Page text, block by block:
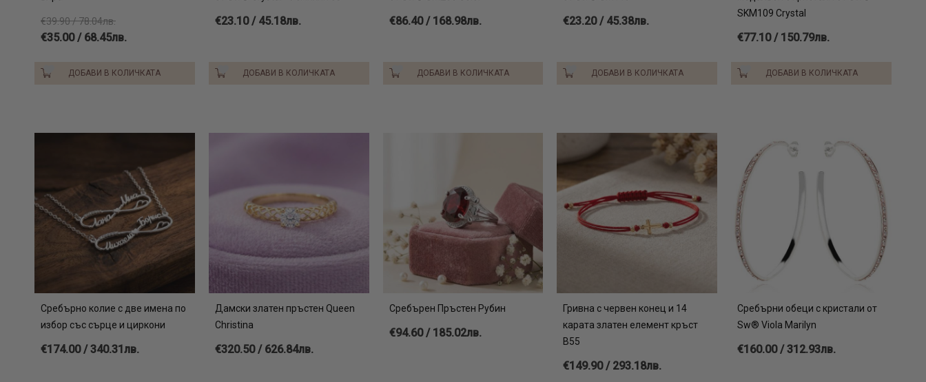
€39.90 / 78.04лв.
€35.00 / 68.45лв.
ДОБАВИ В КОЛИЧКАТА
€23.10 / 45.18лв.
ДОБАВИ В КОЛИЧКАТА
€86.40 / 168.98лв.
ДОБАВИ В КОЛИЧКАТА
€23.20 / 45.38лв.
ДОБАВИ В КОЛИЧКАТА
SKM109 Crystal
€77.10 / 150.79лв.
ДОБАВИ В КОЛИЧКАТА
Сребърно колие с две имена по
избор със сърце и циркони
€174.00 / 340.31лв.
Дамски златен пръстен Queen
Christina
€320.50 / 626.84лв.
Сребърен Пръстен Рубин
€94.60 / 185.02лв.
Гривна с червен конец и 14
карата златен елемент кръст
B55
€149.90 / 293.18лв.
Сребърни обеци с кристали от
Sw® Viola Marilyn
€160.00 / 312.93лв.